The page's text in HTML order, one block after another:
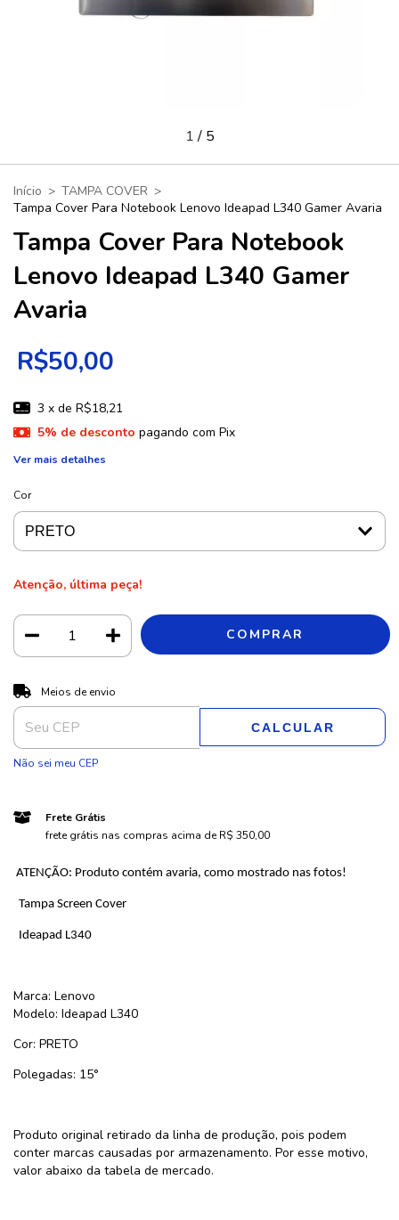
1/ 5
Início > TAMPA COVER >
Tampa Cover Para Notebook Lenovo Ideapad L340 Gamer Avaria
Tampa Cover Para Notebook
Lenovo Ideapad L340 Gamer
Avaria
R$50,00
3 x de R$18,21
5% de desconto pagando com Pix
Ver mais detalhes
Cor
Atenção, última peça!
Entregas para o CEP:
Meios de envio
CALCULAR
Não sei meu CEP
Frete Grátis
frete grátis nas compras acima de R$ 350,00
ATENÇÃO: Produto contém avaria, como mostrado nas fotos!
Tampa Screen Cover
Ideapad L340
Marca: Lenovo
Modelo: Ideapad L340
Cor: PRETO
Polegadas: 15°
Produto original retirado da linha de produção, pois podem
conter marcas causadas por armazenamento. Por esse motivo,
valor abaixo da tabela de mercado.